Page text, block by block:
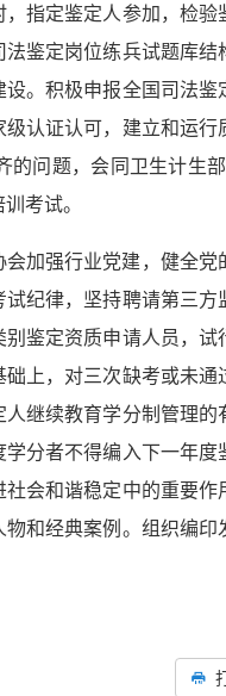
指定鉴定人参加，检
鉴定岗位练兵试题库
。积极申报全国司法鉴
认证认可，建立和运行
的问题，会同卫生计生
考试。
会加强行业党建，健全
纪律，坚持聘请第三
鉴定资质申请人员，
上，对三次缺考或未
继续教育学分制管理
分者不得编入下一年度
会和谐稳定中的重要
和经典案例。组织编